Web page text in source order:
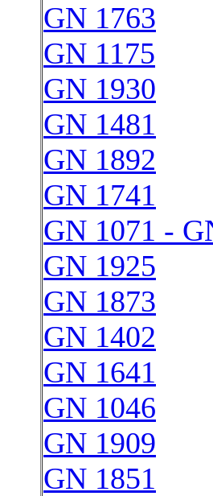
GN 1763
GN 1175
GN 1930
GN 1481
GN 1892
GN 1741
GN 1071 -
GN 1925
GN 1873
GN 1402
GN 1641
GN 1046
GN 1909
GN 1851